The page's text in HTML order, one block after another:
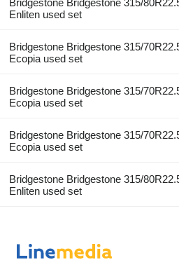
Bridgestone Bridgestone 315/
Enliten used set
Bridgestone Bridgestone 315/
Ecopia used set
Bridgestone Bridgestone 315/
Ecopia used set
Bridgestone Bridgestone 315/
Ecopia used set
Bridgestone Bridgestone 315/
Enliten used set